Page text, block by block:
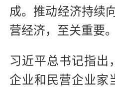
成。推动经济持续
营经济，至关重要。
习近平总书记指出
企业和民营企业家